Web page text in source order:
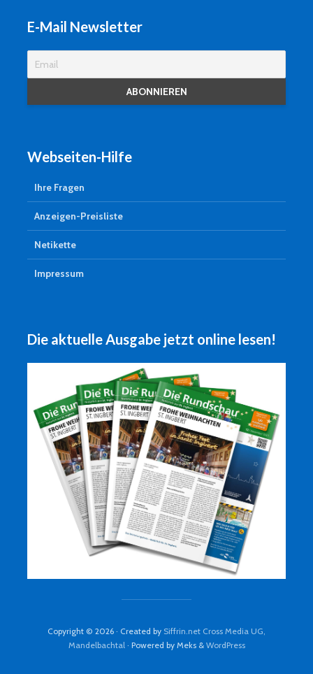
E-Mail Newsletter
Webseiten-Hilfe
Ihre Fragen
Anzeigen-Preisliste
Netikette
Impressum
Die aktuelle Ausgabe jetzt online lesen!
Copyright © 2026 · Created by Siffrin.net Cross Media UG,
Mandelbachtal· Powered by Meks & WordPress